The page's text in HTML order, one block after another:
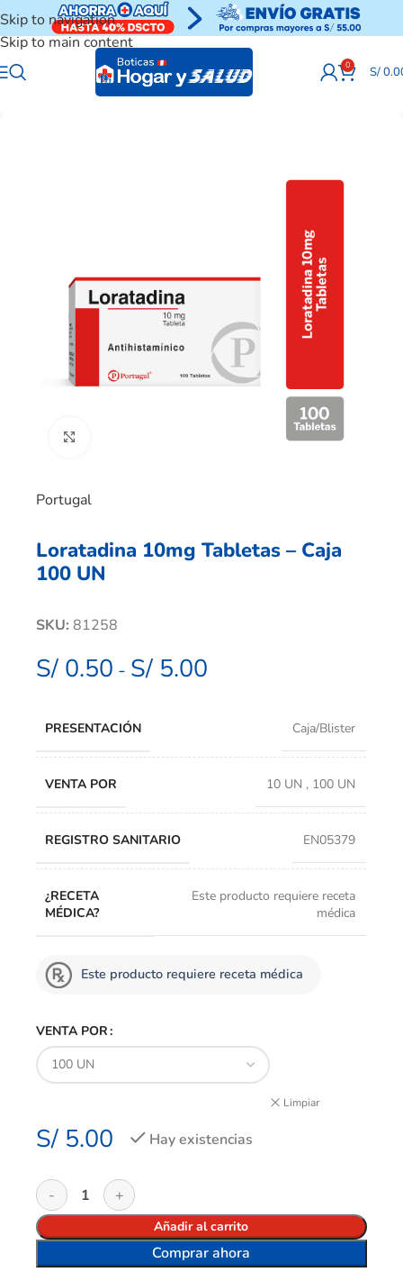
Skip to navigation
Skip to main content
0 S/
Portugal
Loratadina 10mg Tabletas – Caja
100 UN
SKU: 81258
S/ 0.50 - S/ 5.00
PRESENTACIÓN Caja/Blister
VENTA POR 10 UN , 100 UN
REGISTRO SANITARIO EN05379
¿RECETA
MÉDICA?
Este producto requiere receta
médica
Este producto requiere receta médica
VENTA POR
Limpiar
S/ 5.00 Hay existencias
Añadir al carrito
Comprar ahora